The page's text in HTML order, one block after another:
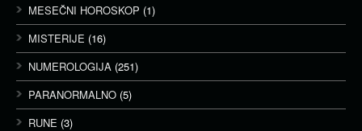
MESEČNI HOROSKOP (1)
MISTERIJE (16)
NUMEROLOGIJA (251)
PARANORMALNO (5)
RUNE (3)